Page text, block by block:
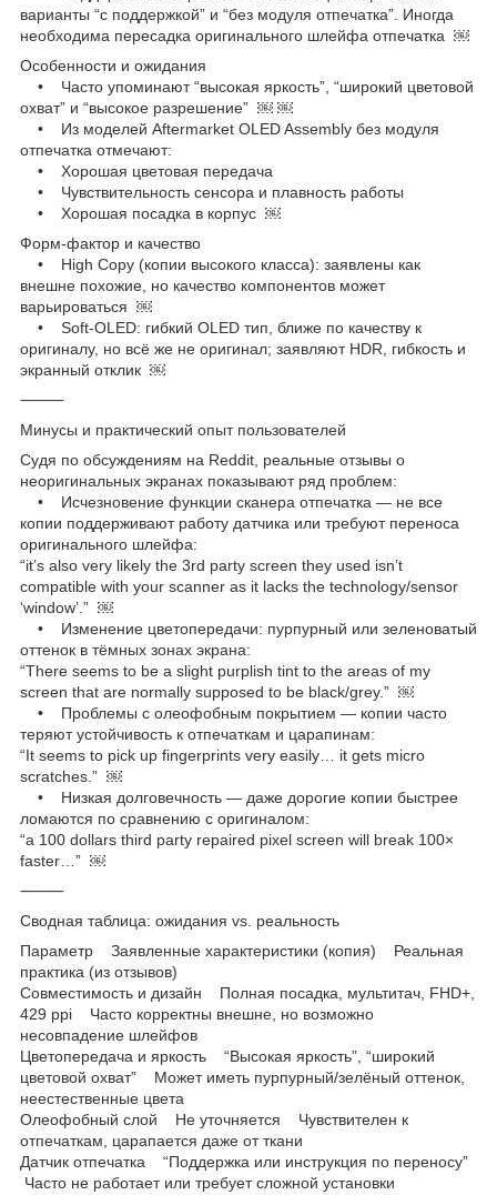
варианты “с поддержкой” и “без модуля отпечатка”. Иногда
необходима пересадка оригинального шлейфа отпечатка ￼
Особенности и ожидания
• Часто упоминают “высокая яркость”, “широкий цветовой
охват” и “высокое разрешение” ￼ ￼
• Из моделей Aftermarket OLED Assembly без модуля
отпечатка отмечают:
• Хорошая цветовая передача
• Чувствительность сенсора и плавность работы
• Хорошая посадка в корпус ￼
Форм-фактор и качество
• High Copy (копии высокого класса): заявлены как
внешне похожие, но качество компонентов может
варьироваться ￼
• Soft-OLED: гибкий OLED тип, ближе по качеству к
оригиналу, но всё же не оригинал; заявляют HDR, гибкость и
экранный отклик ￼
⸻
Минусы и практический опыт пользователей
Судя по обсуждениям на Reddit, реальные отзывы о
неоригинальных экранах показывают ряд проблем:
• Исчезновение функции сканера отпечатка — не все
копии поддерживают работу датчика или требуют переноса
оригинального шлейфа:
“it’s also very likely the 3rd party screen they used isn’t
compatible with your scanner as it lacks the technology/sensor
‘window’.” ￼
• Изменение цветопередачи: пурпурный или зеленоватый
оттенок в тёмных зонах экрана:
“There seems to be a slight purplish tint to the areas of my
screen that are normally supposed to be black/grey.” ￼
• Проблемы с олеофобным покрытием — копии часто
теряют устойчивость к отпечаткам и царапинам:
“It seems to pick up fingerprints very easily… it gets micro
scratches.” ￼
• Низкая долговечность — даже дорогие копии быстрее
ломаются по сравнению с оригиналом:
“a 100 dollars third party repaired pixel screen will break 100×
faster…” ￼
⸻
Сводная таблица: ожидания vs. реальность
Параметр Заявленные характеристики (копия) Реальная
практика (из отзывов)
Совместимость и дизайн Полная посадка, мультитач, FHD+,
429 ppi Часто корректны внешне, но возможно
несовпадение шлейфов
Цветопередача и яркость “Высокая яркость”, “широкий
цветовой охват” Может иметь пурпурный/зелёный оттенок,
неестественные цвета
Олеофобный слой Не уточняется Чувствителен к
отпечаткам, царапается даже от ткани
Датчик отпечатка “Поддержка или инструкция по переносу”
Часто не работает или требует сложной установки